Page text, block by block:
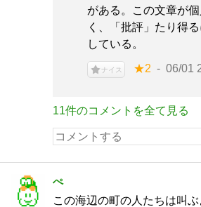
がある。この文章が
く、「批評」たり得
している。
ナイス ★2 06/01
11件のコメントを全て見る
ぺ
この海辺の町の人たちは叫